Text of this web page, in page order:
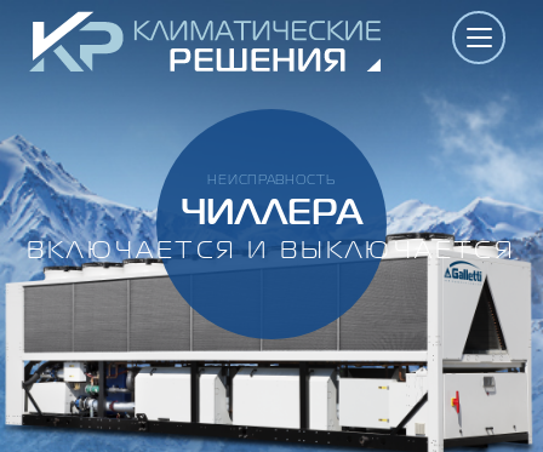
НЕИСПРАВНОСТЬ
ЧИЛЛЕРА
ВКЛЮЧАЕТСЯ И ВЫКЛЮЧАЕТСЯ